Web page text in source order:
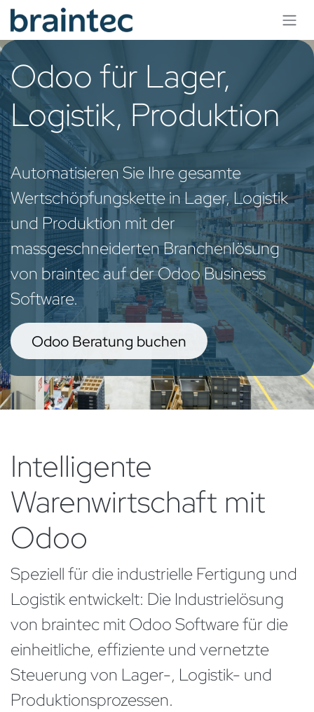
Zum Inhalt springen
Odoo für Lager,
Logistik, Produktion
Automatisieren Sie Ihre gesamte
Wertschöpfungskette in Lager, Logistik
und Produktion mit der
massgeschneiderten Branchenlösung
von braintec auf der Odoo Business
Software.
Odoo Beratung buch​​​​en
Intelligente
Warenwirtschaft mit
Odoo
Speziell für die industrielle Fertigung und
Logistik entwickelt: Die Industrielösung
von braintec mit Odoo Software für die
einheitliche, effiziente und vernetzte
Steuerung von Lager-, Logistik- und
Produktionsprozessen.